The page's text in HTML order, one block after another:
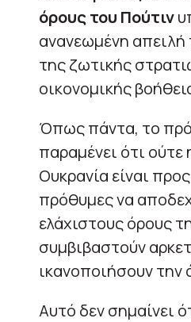
όρους του Πούτιν
ανανεωμένη
της ζωτικής
οικονομικής
Όπως πάντα, το
παραμένει ότι
Ουκρανία είναι
πρόθυμες να
ελάχιστους όρους
συμβιβαστούν
ικανοποιήσουν την
Αυτό δεν σημαίνει